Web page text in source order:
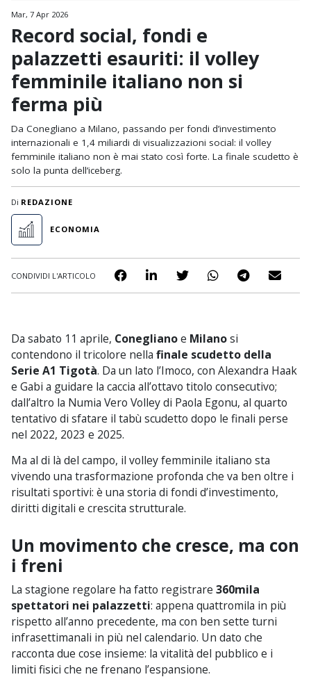
Mar, 7 Apr 2026
Record social, fondi e
palazzetti esauriti: il volley
femminile italiano non si
ferma più
Da Conegliano a Milano, passando per fondi d’investimento
internazionali e 1,4 miliardi di visualizzazioni social: il volley
femminile italiano non è mai stato così forte. La finale scudetto è
solo la punta dell’iceberg.
Di REDAZIONE
ECONOMIA
CONDIVIDI L'ARTICOLO
Da sabato 11 aprile, Coneglianoe Milanosi
contendono il tricolore nella finale scudetto della
Serie A1 Tigotà. Da un lato l’Imoco, con Alexandra Haak
e Gabi a guidare la caccia all’ottavo titolo consecutivo;
dall’altro la Numia Vero Volley di Paola Egonu, al quarto
tentativo di sfatare il tabù scudetto dopo le finali perse
nel 2022, 2023 e 2025.
Ma al di là del campo, il volley femminile italiano sta
vivendo una trasformazione profonda che va ben oltre i
risultati sportivi: è una storia di fondi d’investimento,
diritti digitali e crescita strutturale.
Un movimento che cresce, ma con
i freni
La stagione regolare ha fatto registrare 360mila
spettatori nei palazzetti: appena quattromila in più
rispetto all’anno precedente, ma con ben sette turni
infrasettimanali in più nel calendario. Un dato che
racconta due cose insieme: la vitalità del pubblico e i
limiti fisici che ne frenano l’espansione.